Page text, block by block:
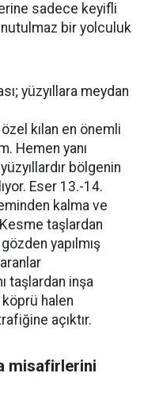
sadece keyifli
bir yolculuk
yüzyıllara meydan
kılan en önemli
Hemen yanı
bölgenin
Eser 13.-14.
kalma ve
taşlardan
yapılmış
taşlardan inşa
halen
açıktır.
misafirlerini